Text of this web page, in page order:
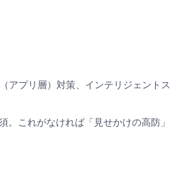
アプリ層）対策、インテリジェントス
これがなければ「見せかけの高防」